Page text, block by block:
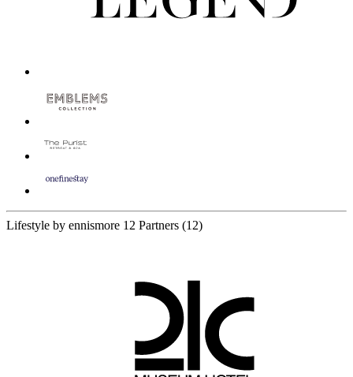
Lifestyle by ennismore 12 Partners (12)